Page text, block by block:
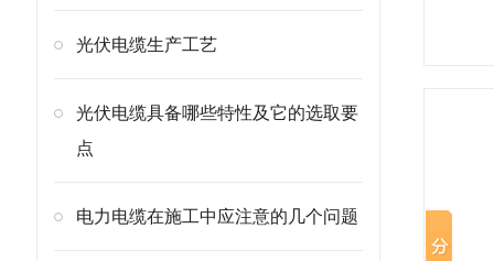
光伏电缆生产工艺
光伏电缆具备哪些特性及它的选取要
点
电力电缆在施工中应注意的几个问题